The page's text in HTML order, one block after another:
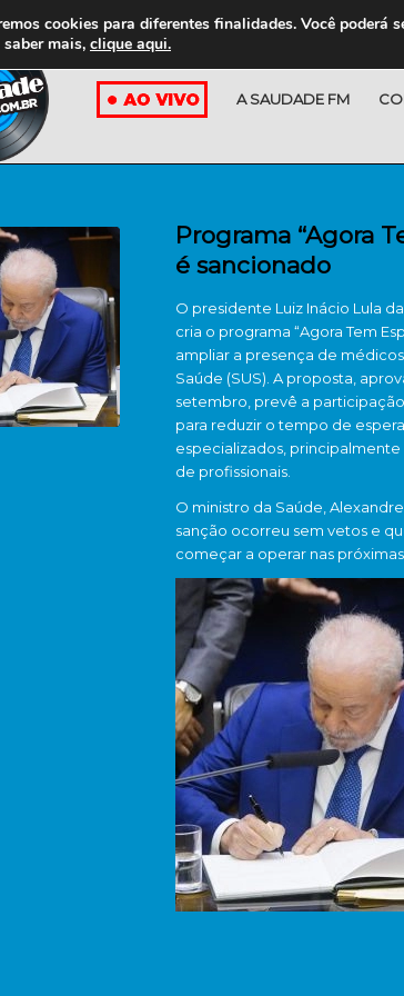
A SAUDADE FM
Programa “Agora
é sancionado
O presidente Luiz Inácio Lula
cria o programa “Agora Tem
ampliar a presença de
Saúde (SUS). A proposta,
setembro, prevê a
para reduzir o tempo de
especializados,
de profissionais.
O ministro da Saúde,
sanção ocorreu sem vetos e
começar a operar nas próximas
cookies para diferentes finalidades. Você
mais, clique aqui.